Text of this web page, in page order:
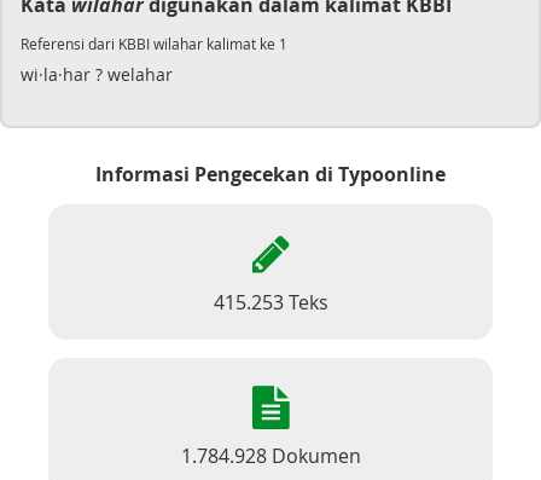
Referensi dari KBBI wilahar kalimat ke 1
wi·la·har ? welahar
Informasi Pengecekan di Typoonline
415.253 Teks
1.784.928 Dokumen